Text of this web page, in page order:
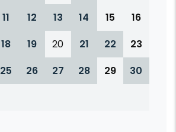
11 12 13 14 15
16
18 19 20 21 22
23
25 26 27 28 29
30